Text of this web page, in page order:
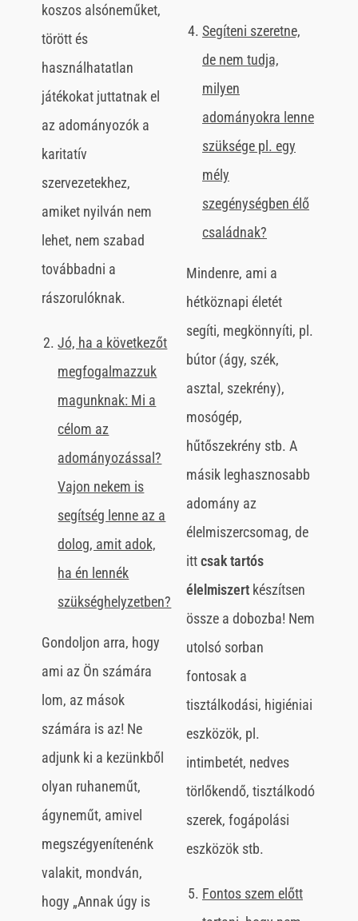
koszos alsóneműket,
törött és
használhatatlan
játékokat juttatnak el
az adományozók a
karitatív
szervezetekhez,
amiket nyilván nem
lehet, nem szabad
továbbadni a
rászorulóknak.
Jó, ha a következőt
megfogalmazzuk
magunknak: Mi a
célom az
adományozással?
Vajon nekem is
segítség lenne az a
dolog, amit adok,
ha én lennék
szükséghelyzetben?
Gondoljon arra, hogy
ami az Ön számára
lom, az mások
számára is az! Ne
adjunk ki a kezünkből
olyan ruhaneműt,
ágyneműt, amivel
megszégyenítenénk
valakit, mondván,
hogy „Annak úgy is
Segíteni szeretne,
de nem tudja,
milyen
adományokra lenne
szüksége pl. egy
mély
szegénységben élő
családnak?
Mindenre, ami a
hétköznapi életét
segíti, megkönnyíti, pl.
bútor (ágy, szék,
asztal, szekrény),
mosógép,
hűtőszekrény stb. A
másik leghasznosabb
adomány az
élelmiszercsomag, de
ittcsak tartós
élelmiszert készítsen
össze a dobozba! Nem
utolsó sorban
fontosak a
tisztálkodási, higiéniai
eszközök, pl.
intimbetét, nedves
törlőkendő, tisztálkodó
szerek, fogápolási
eszközök stb.
Fontos szem előtt